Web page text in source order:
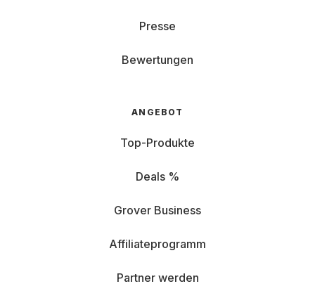
Presse
Bewertungen
ANGEBOT
Top-Produkte
Deals %
Grover Business
Affiliateprogramm
Partner werden